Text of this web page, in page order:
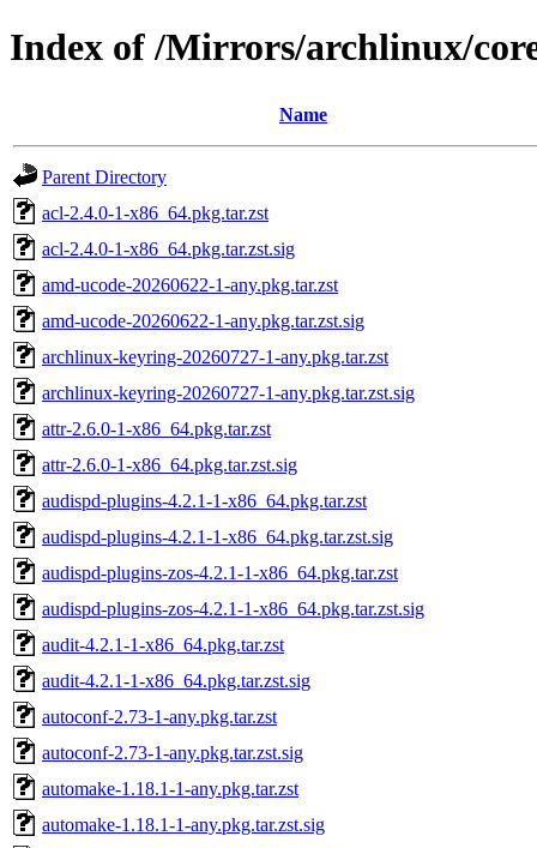
Index of /Mirrors/archlinux/
Name
Parent Directory
acl-2.4.0-1-x86_64.pkg.tar.zst
acl-2.4.0-1-x86_64.pkg.tar.zst.sig
amd-ucode-20260622-1-any.pkg.tar.zst
amd-ucode-20260622-1-any.pkg.tar.zst.sig
archlinux-keyring-20260727-1-any.pkg.tar.zst
archlinux-keyring-20260727-1-any.pkg.tar.zst.sig
attr-2.6.0-1-x86_64.pkg.tar.zst
attr-2.6.0-1-x86_64.pkg.tar.zst.sig
audispd-plugins-4.2.1-1-x86_64.pkg.tar.zst
audispd-plugins-4.2.1-1-x86_64.pkg.tar.zst.sig
audispd-plugins-zos-4.2.1-1-x86_64.pkg.tar.zst
audispd-plugins-zos-4.2.1-1-x86_64.pkg.tar.zst.sig
audit-4.2.1-1-x86_64.pkg.tar.zst
audit-4.2.1-1-x86_64.pkg.tar.zst.sig
autoconf-2.73-1-any.pkg.tar.zst
autoconf-2.73-1-any.pkg.tar.zst.sig
automake-1.18.1-1-any.pkg.tar.zst
automake-1.18.1-1-any.pkg.tar.zst.sig